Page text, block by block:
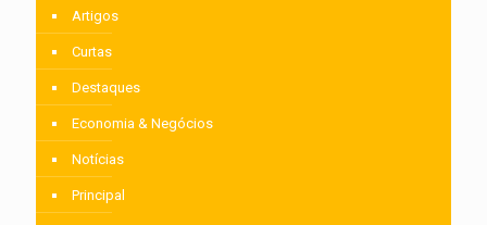
Artigos
Curtas
Destaques
Economia & Negócios
Notícias
Principal